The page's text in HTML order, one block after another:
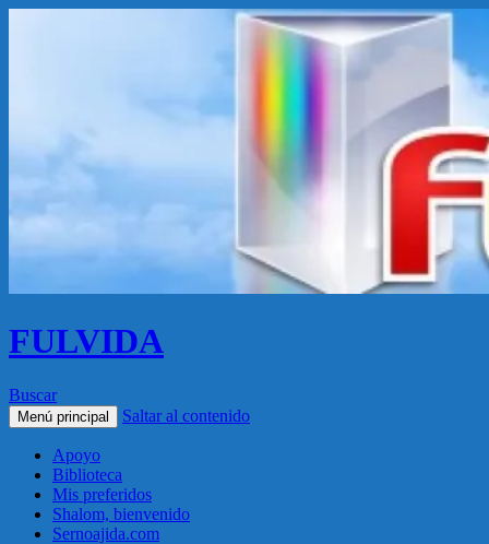
FULVIDA
Buscar
Menú principal Saltar al contenido
Apoyo
Biblioteca
Mis preferidos
Shalom, bienvenido
Sernoajida.com